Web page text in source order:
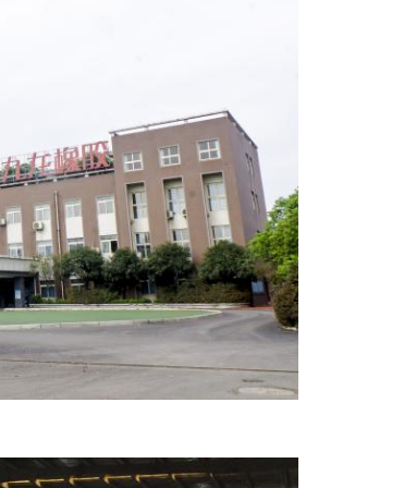
メッセージ
折り返しご連絡いたします！